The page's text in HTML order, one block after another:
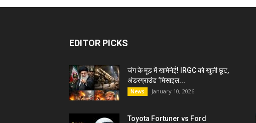
EDITOR PICKS
जंग के मूड में खामेनेई! IRGC को खुली छूट,
अंडरग्राउंड ‘मिसाइल...
News January 10, 2026
Toyota Fortuner vs Ford